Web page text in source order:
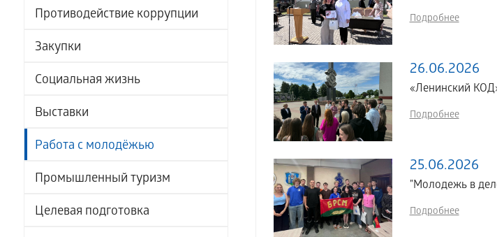
Противодействие коррупции
Закупки
Социальная жизнь
Выставки
Работа с молодёжью
Промышленный туризм
Целевая подготовка
Подробнее
26.06.2026
«Ленинский
Подробнее
25.06.2026
"Молодежь в
Подробнее